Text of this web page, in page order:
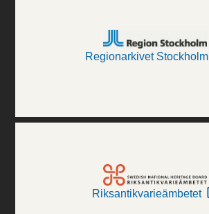
Regionarkivet Stockholm
Riksantikvarieämbetet